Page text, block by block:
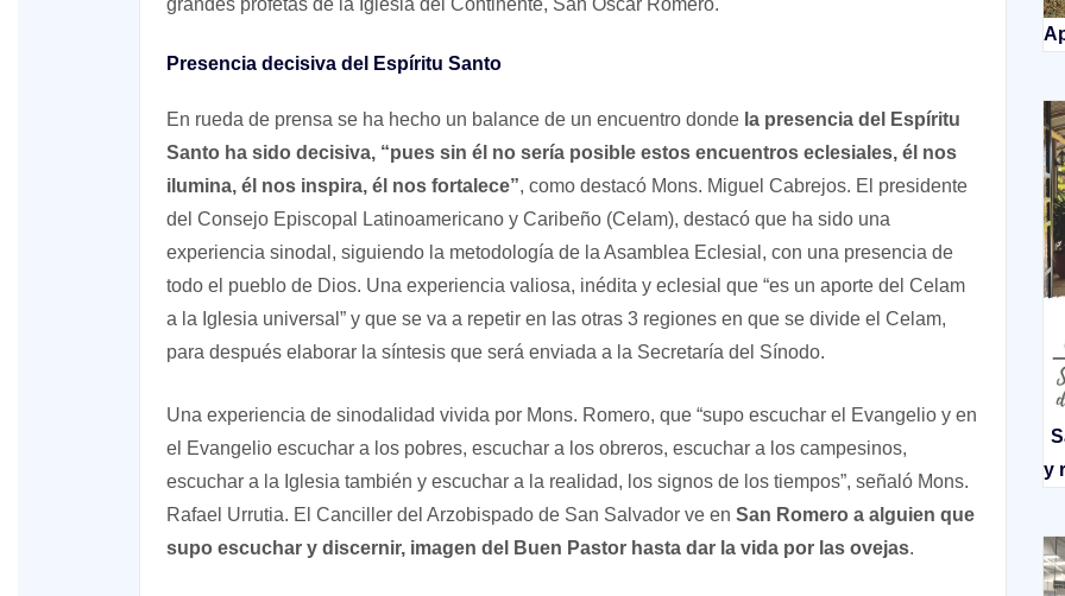
Presencia decisiva del Espíritu Santo
En rueda de prensa se ha hecho un balance de un encuentro donde la presencia del Espíritu
Santo ha sido decisiva, “pues sin él no sería posible estos encuentros eclesiales, él nos
ilumina, él nos inspira, él nos fortalece”, como destacó Mons. Miguel Cabrejos. El presidente
del Consejo Episcopal Latinoamericano y Caribeño (Celam), destacó que ha sido una
experiencia sinodal, siguiendo la metodología de la Asamblea Eclesial, con una presencia de
todo el pueblo de Dios. Una experiencia valiosa, inédita y eclesial que “es un aporte del Celam
a la Iglesia universal” y que se va a repetir en las otras 3 regiones en que se divide el Celam,
para después elaborar la síntesis que será enviada a la Secretaría del Sínodo.
Una experiencia de sinodalidad vivida por Mons. Romero, que “supo escuchar el Evangelio y en
el Evangelio escuchar a los pobres, escuchar a los obreros, escuchar a los campesinos,
escuchar a la Iglesia también y escuchar a la realidad, los signos de los tiempos”, señaló Mons.
Rafael Urrutia. El Canciller del Arzobispado de San Salvador ve en San Romero a alguien que
supo escuchar y discernir, imagen del Buen Pastor hasta dar la vida por las ovejas.
y